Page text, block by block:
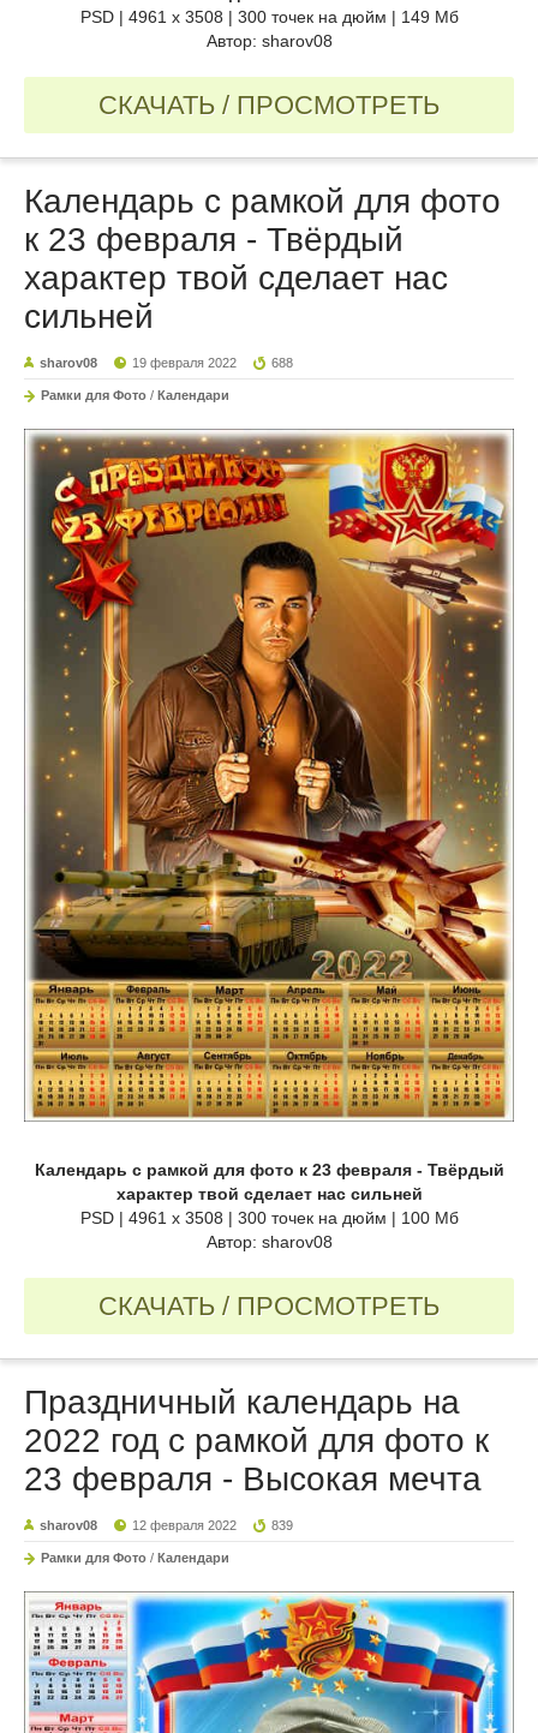
PSD | 4961 х 3508 | 300 точек на дюйм | 149 Мб
Автор: sharov08
СКАЧАТЬ / ПРОСМОТРЕТЬ
Календарь с рамкой для фото
к 23 февраля - Твёрдый
характер твой сделает нас
сильней
sharov08 19 февраля 2022 688
Рамки для Фото / Календари
Календарь с рамкой для фото к 23 февраля - Твёрдый
характер твой сделает нас сильней
PSD | 4961 х 3508 | 300 точек на дюйм | 100 Мб
Автор: sharov08
СКАЧАТЬ / ПРОСМОТРЕТЬ
Праздничный календарь на
2022 год с рамкой для фото к
23 февраля - Высокая мечта
sharov08 12 февраля 2022 839
Рамки для Фото / Календари